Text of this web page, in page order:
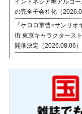
インドネシア糖アルコ
の完全子会社化（
『ケロロ軍曹×サンリ
街 東京キャラクタース
開催決定（2026.08.06）